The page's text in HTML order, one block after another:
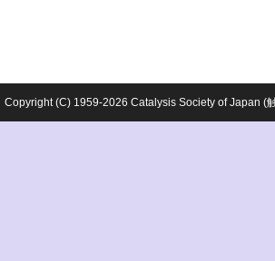
Copyright (C) 1959-2026 Catalysis Society of Japan (